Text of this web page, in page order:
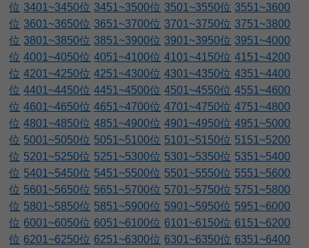
位 3401~3450位 3451~3500位 3501~3550位 3551~3600
位 3601~3650位 3651~3700位 3701~3750位 3751~3800
位 3801~3850位 3851~3900位 3901~3950位 3951~4000
位 4001~4050位 4051~4100位 4101~4150位 4151~4200
位 4201~4250位 4251~4300位 4301~4350位 4351~4400
位 4401~4450位 4451~4500位 4501~4550位 4551~4600
位 4601~4650位 4651~4700位 4701~4750位 4751~4800
位 4801~4850位 4851~4900位 4901~4950位 4951~5000
位 5001~5050位 5051~5100位 5101~5150位 5151~5200
位 5201~5250位 5251~5300位 5301~5350位 5351~5400
位 5401~5450位 5451~5500位 5501~5550位 5551~5600
位 5601~5650位 5651~5700位 5701~5750位 5751~5800
位 5801~5850位 5851~5900位 5901~5950位 5951~6000
位 6001~6050位 6051~6100位 6101~6150位 6151~6200
位 6201~6250位 6251~6300位 6301~6350位 6351~6400